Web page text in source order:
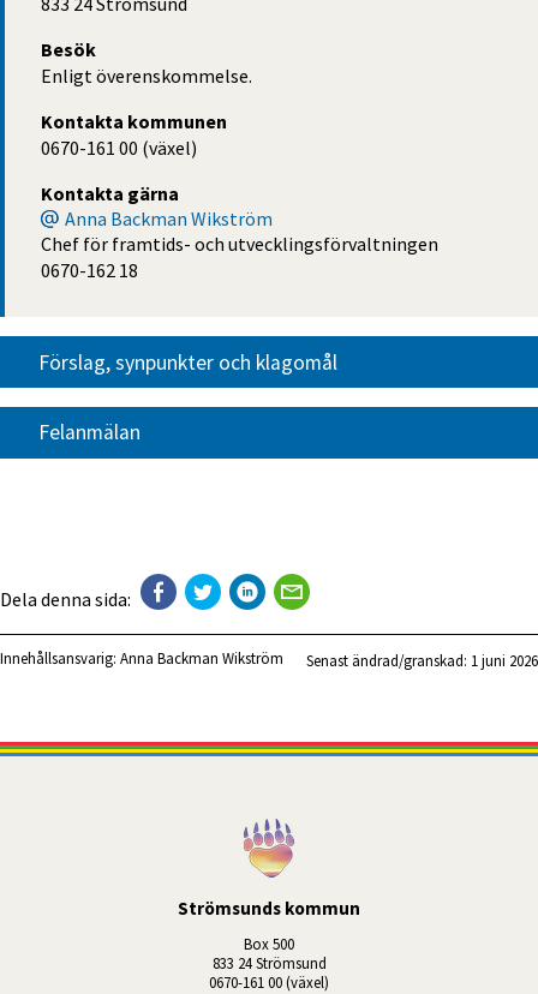
Besök
Enligt överenskommelse.
Kontakta kommunen
0670-161 00 (växel)
Kontakta gärna
Anna Backman Wikström
Chef för framtids- och utvecklingsförvaltningen
0670-162 18
Förslag, synpunkter och klagomål
Felanmälan
Dela denna sida:
Innehållsansvarig: Anna Backman Wikström Senast ändrad/granskad: 1 juni 2026
Strömsunds kommun
Box 500
833 24 Strömsund
0670-161 00 (växel)